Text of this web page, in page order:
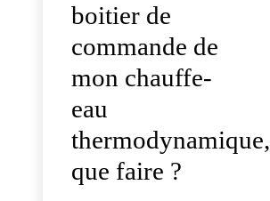
boitier de
commande de
mon chauffe-
eau
thermodynamique,
que faire ?